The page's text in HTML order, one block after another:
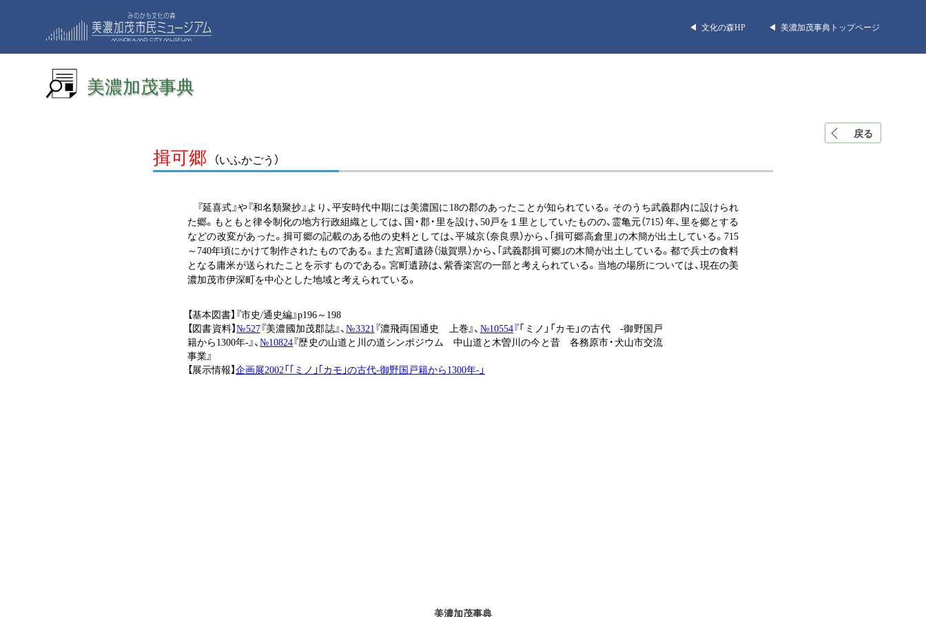
◀︎ 文化の森HP ◀︎ 美濃加茂事典トップページ
美濃加茂事典
戻る
揖可郷 （いふかごう）
『延喜式』や『和名類聚抄』より、平安時代中期には美濃国に18の郡のあったことが知られている。そのうち武義郡内に設けられ
た郷。もともと律令制化の地方行政組織としては、国・郡・里を設け、50戸を１里としていたものの、霊亀元（715）年、里を郷とする
などの改変があった。揖可郷の記載のある他の史料としては、平城京（奈良県）から、｢揖可郷高倉里｣の木簡が出土している。715
～740年頃にかけて制作されたものである。また宮町遺跡（滋賀県）から、｢武義郡揖可郷｣の木簡が出土している。都で兵士の食料
となる庸米が送られたことを示すものである。宮町遺跡は、紫香楽宮の一部と考えられている。当地の場所については、現在の美
濃加茂市伊深町を中心とした地域と考えられている。
【基本図書】『市史/通史編』p196～198
【図書資料】№527『美濃國加茂郡誌』、№3321『濃飛両国通史 上巻』、 №10554『「ミノ」「カモ」の古代 -御野国戸
籍から1300年-』、№10824『歴史の山道と川の道シンポジウム 中山道と木曽川の今と昔 各務原市・犬山市交流
事業』
【展示情報】企画展2002「｢ミノ｣｢カモ｣の古代-御野国戸籍から1300年-」
美濃加茂事典